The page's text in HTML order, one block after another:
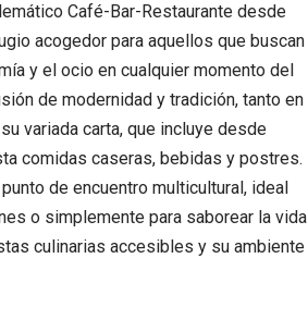
Café-Bar-Restaurante desde
acogedor para aquellos que buscan
y el ocio en cualquier momento del
de modernidad y tradición, tanto en
variada carta, que incluye desde
comidas caseras, bebidas y postres.
de encuentro multicultural, ideal
o simplemente para saborear la vida
culinarias accesibles y su ambiente